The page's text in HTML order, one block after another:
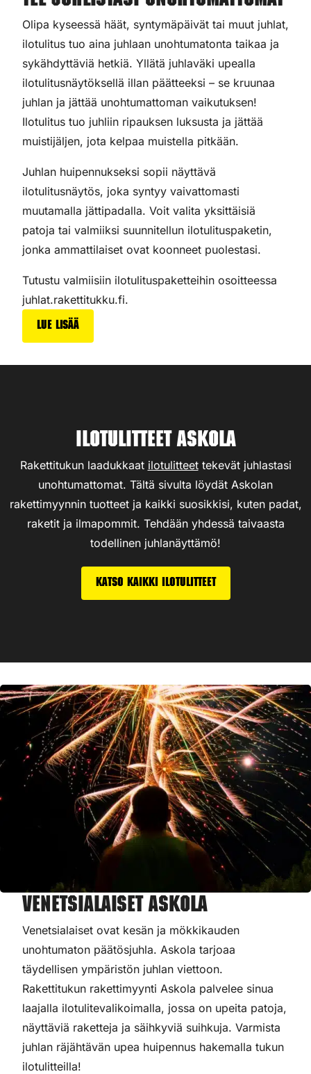
Olipa kyseessä häät, syntymäpäivät tai muut juhlat,
ilotulitus tuo aina juhlaan unohtumatonta taikaa ja
sykähdyttäviä hetkiä. Yllätä juhlaväki upealla
ilotulitusnäytöksellä illan päätteeksi – se kruunaa
juhlan ja jättää unohtumattoman vaikutuksen!
Ilotulitus tuo juhliin ripauksen luksusta ja jättää
muistijäljen, jota kelpaa muistella pitkään.
Juhlan huipennukseksi sopii näyttävä
ilotulitusnäytös, joka syntyy vaivattomasti
muutamalla jättipadalla. Voit valita yksittäisiä
patoja tai valmiiksi suunnitellun ilotulituspaketin,
jonka ammattilaiset ovat koonneet puolestasi.
Tutustu valmiisiin ilotulituspaketteihin osoitteessa
juhlat.rakettitukku.fi.
Lue lisää
Ilotulitteet Askola
Rakettitukun laadukkaat ilotulitteettekevät juhlastasi
unohtumattomat. Tältä sivulta löydät Askolan
rakettimyynnin tuotteet ja kaikki suosikkisi, kuten padat,
raketit ja ilmapommit. Tehdään yhdessä taivaasta
todellinen juhlanäyttämö!
Katso kaikki ilotulitteet
Venetsialaiset Askola
Venetsialaiset ovat kesän ja mökkikauden
unohtumaton päätösjuhla. Askola tarjoaa
täydellisen ympäristön juhlan viettoon.
Rakettitukun rakettimyynti Askola palvelee sinua
laajalla ilotulitevalikoimalla, jossa on upeita patoja,
näyttäviä raketteja ja säihkyviä suihkuja. Varmista
juhlan räjähtävän upea huipennus hakemalla tukun
ilotulitteilla!